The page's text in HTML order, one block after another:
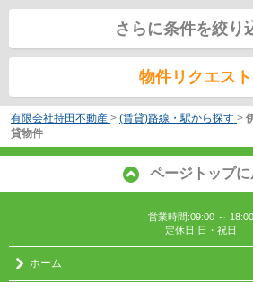
さらに条件を絞り
物件リクエスト
有限会社持田不動産 > (賃貸)路線・駅から探す >
貸物件
ページトップに
営業時間:09:00 ～ 18:00
定休日:日・祝日
ホーム